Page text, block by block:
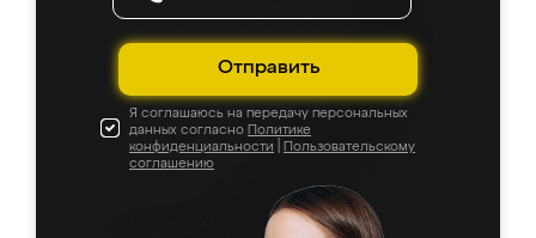
Отправить
Я соглашаюсь на передачу персональных
данных согласно Политике
конфиденциальности
Пользовательскому
соглашению